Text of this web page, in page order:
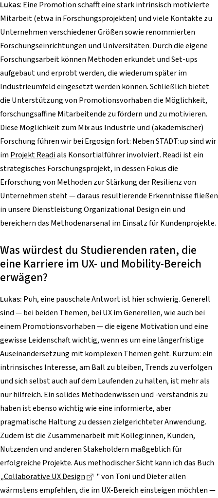
Lukas: Eine Promotion schafft eine stark intrinsisch motivierte
Mitarbeit (etwa in Forschungsprojekten) und viele Kontakte zu
Unternehmen verschiedener Größen sowie renommierten
Forschungseinrichtungen und Universitäten. Durch die eigene
Forschungsarbeit können Methoden erkundet und Set-ups
aufgebaut und erprobt werden, die wiederum später im
Industrieumfeld eingesetzt werden können. Schließlich bietet
die Unterstützung von Promotionsvorhaben die Möglichkeit,
forschungsaffine Mitarbeitende zu fördern und zu motivieren.
Diese Möglichkeit zum Mix aus Industrie und (akademischer)
Forschung führen wir bei Ergosign fort: Neben STADT:up sind wir
imProjekt Readials Konsortialführer involviert. Readi ist ein
strategisches Forschungsprojekt, in dessen Fokus die
Erforschung von Methoden zur Stärkung der Resilienz von
Unternehmen steht — daraus resultierende Erkenntnisse fließen
in unsere Dienstleistung Organizational Design ein und
bereichern das Methodenarsenal im Einsatz für Kundenprojekte.
Was würdest du Studierenden raten, die
eine Karriere im UX- und Mobility-Bereich
erwägen?
Lukas: Puh, eine pauschale Antwort ist hier schwierig. Generell
sind — bei beiden Themen, bei UX im Generellen, wie auch bei
einem Promotionsvorhaben — die eigene Motivation und eine
gewisse Leidenschaft wichtig, wenn es um eine längerfristige
Auseinandersetzung mit komplexen Themen geht. Kurzum: ein
intrinsisches Interesse, am Ball zu bleiben, Trends zu verfolgen
und sich selbst auch auf dem Laufenden zu halten, ist mehr als
nur hilfreich. Ein solides Methodenwissen und -verständnis zu
haben ist ebenso wichtig wie eine informierte, aber
pragmatische Haltung zu dessen zielgerichteter Anwendung.
Zudem ist die Zusammenarbeit mit Kolleg:innen, Kunden,
Nutzenden und anderen Stakeholdern maßgeblich für
erfolgreiche Projekte. Aus methodischer Sicht kann ich das Buch
„Collaborative UX Design Dieser Link führt zu einer externen
" von Toni und Dieter allen
wärmstens empfehlen, die im UX-Bereich einsteigen möchten —